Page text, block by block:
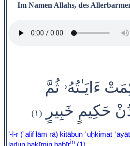
Im Namen Allahs, des
ءَايَـٰتُهُۥ ثُمَّ
حَكِيمٍ خَبِيرٍ
(١)
’-l-r (ʾalif lām rā) kitābun ʾuḥkimat
ladun ḥakīmin ḫabīrin (1)